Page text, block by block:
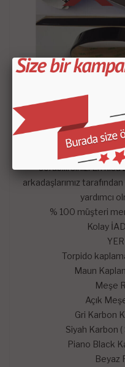
- Satın aldığınız
Mars Cockpit
Hangi satış pazarında
sorularını mağazaya
sorabilirsiniz. En
arkadaşlarımız
yardımcı
% 100 müşteri
Kolay
Torpido
Maun
Meşe
Açık
Gri Karbon
Siyah Karbon
Piano Black
Beyaz